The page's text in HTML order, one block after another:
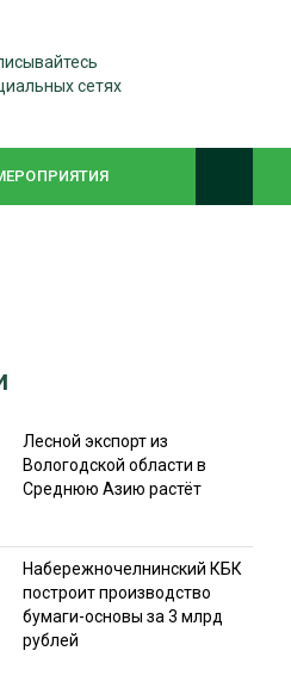
сетях
Лесной экспорт из
Вологодской области в
Среднюю Азию растёт
Набережночелнинский КБК
построит производство
бумаги-основы за 3 млрд
рублей